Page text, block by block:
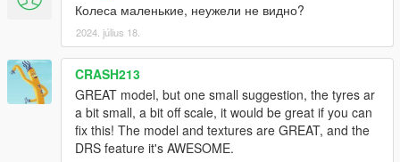
Колеса маленькие, неужели не видно?
2024. július 18.
CRASH213
GREAT model, but one small suggestion, the tyres ar
a bit small, a bit off scale, it would be great if you can
fix this! The model and textures are GREAT, and the
DRS feature it's AWESOME.